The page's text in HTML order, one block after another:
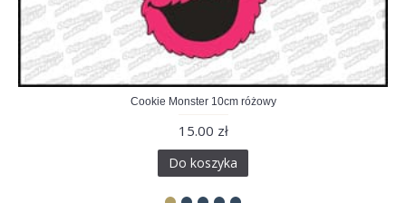
Cookie Monster 10cm różowy
15.00 zł
Do koszyka